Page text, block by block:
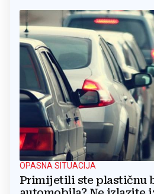
OPASNA SITUACIJA
Primijetili ste plastičnu